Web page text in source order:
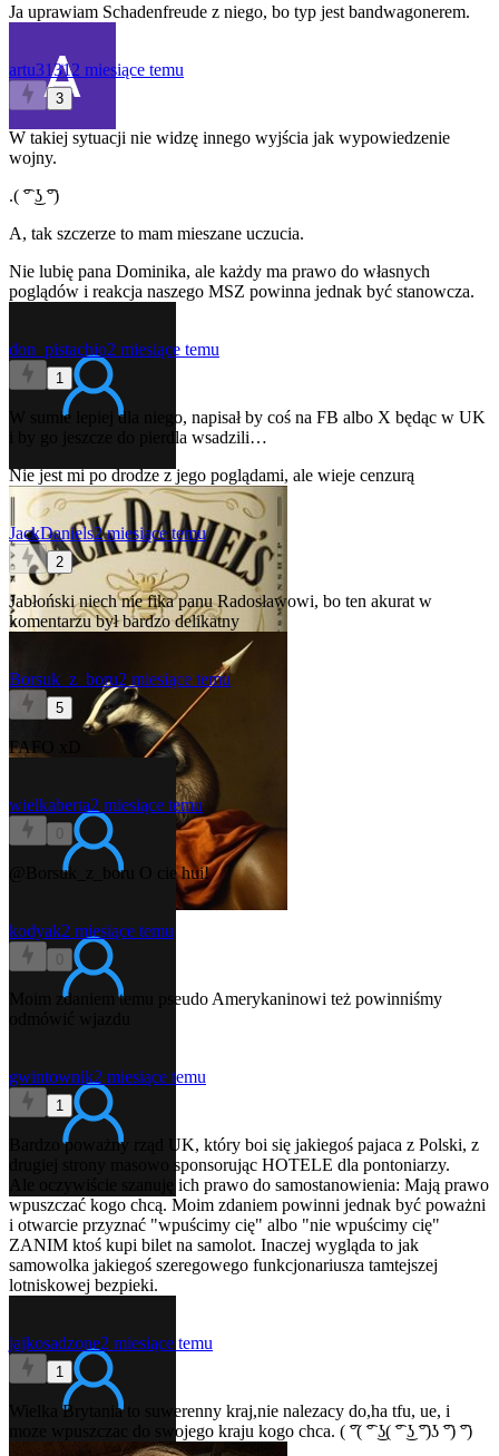
Ja uprawiam Schadenfreude z niego, bo typ jest bandwagonerem.
artu31312 miesiące temu
3
W takiej sytuacji nie widzę innego wyjścia jak wypowiedzenie
wojny.
.( ͡° ͜ʖ ͡°)
A, tak szczerze to mam mieszane uczucia.
Nie lubię pana Dominika, ale każdy ma prawo do własnych
poglądów i reakcja naszego MSZ powinna jednak być stanowcza.
don_pistachio2 miesiące temu
1
W sumie lepiej dla niego, napisał by coś na FB albo X będąc w UK
i by go jeszcze do pierdla wsadzili…
Nie jest mi po drodze z jego poglądami, ale wieje cenzurą
JackDaniels2 miesiące temu
2
Jabłoński niech nie fika panu Radosławowi, bo ten akurat w
komentarzu był bardzo delikatny
Borsuk_z_boru2 miesiące temu
5
FAFO xD
wielkaberta2 miesiące temu
0
@Borsuk_z_boru O cie hui!
kodyak2 miesiące temu
0
Moim zdaniem temu pseudo Amerykaninowi też powinniśmy
gwintownik2 miesiące temu
1
Bardzo poważny rząd UK, który boi się jakiegoś pajaca z Polski, z
drugiej strony masowo sponsorując HOTELE dla pontoniarzy.
Ale oczywiście szanuję ich prawo do samostanowienia: Mają prawo
wpuszczać kogo chcą. Moim zdaniem powinni jednak być poważni
i otwarcie przyznać "wpuścimy cię" albo "nie wpuścimy cię"
ZANIM ktoś kupi bilet na samolot. Inaczej wygląda to jak
samowolka jakiegoś szeregowego funkcjonariusza tamtejszej
lotniskowej bezpieki.
jajkosadzone2 miesiące temu
1
Wielka Brytania to suwerenny kraj,nie nalezacy do,ha tfu, ue, i
moze wpuszczac do swojego kraju kogo chca. ( ͡°( ͡° ͜ʖ( ͡° ͜ʖ ͡°)ʖ ͡°) ͡°)